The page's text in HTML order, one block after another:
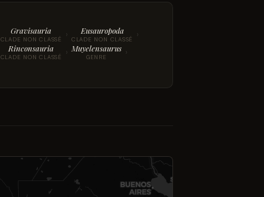
Gravisauria
CLADE NON CLASSÉ › Eusauropoda
CLADE NON CLASSÉ ›
Rinconsauria
CLADE NON CLASSÉ › Muyelensaurus
GENRE ›